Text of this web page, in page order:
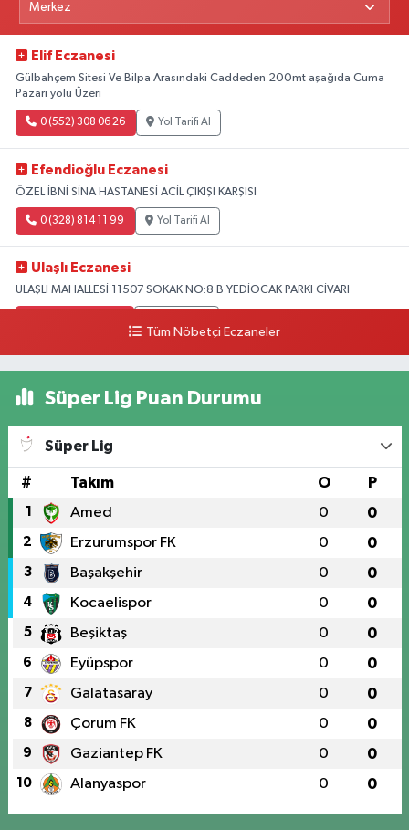
Elif Eczanesi
Gülbahçem Sitesi Ve Bilpa Arasındaki Caddeden 200mt aşağıda Cuma
Pazarı yolu Üzeri
0 (552) 308 06 26 Yol Tarifi Al
Efendioğlu Eczanesi
ÖZEL İBNİ SİNA HASTANESİ ACİL ÇIKIŞI KARŞISI
0 (328) 814 11 99 Yol Tarifi Al
Ulaşlı Eczanesi
ULAŞLI MAHALLESİ 11507 SOKAK NO:8 B YEDİOCAK PARKI CİVARI
Tüm Nöbetçi Eczaneler
Süper Lig Puan Durumu
Süper Lig
# Takım O P
1 Amed 0 0
2 Erzurumspor FK 0 0
3 Başakşehir 0 0
4 Kocaelispor 0 0
5 Beşiktaş 0 0
6 Eyüpspor 0 0
7 Galatasaray 0 0
8 Çorum FK 0 0
9 Gaziantep FK 0 0
10 Alanyaspor 0 0